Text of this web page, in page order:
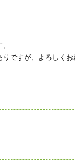
ですが、よろしく